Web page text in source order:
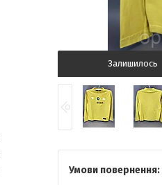
Залишилось